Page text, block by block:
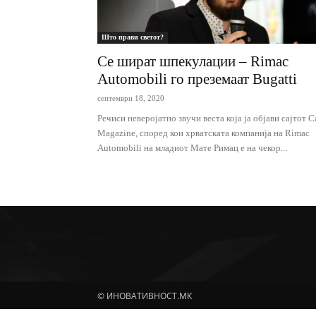
Што прави светот?
Се шират шпекулации – Rimac
Automobili го преземаат Bugatti
септември 18, 2020
Речиси неверојатно звучи веста која ја објави сајтот
Magazine, според кои хрватската компанија на Rimac
Automobili на младиот Мате Римац е на чекор...
© ИНОВАТИВНОСТ.МК